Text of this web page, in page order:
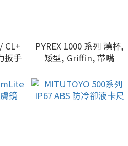
CL+
扳手
PYREX 1000 系列 燒杯,
矮型, Griffin, 帶嘴